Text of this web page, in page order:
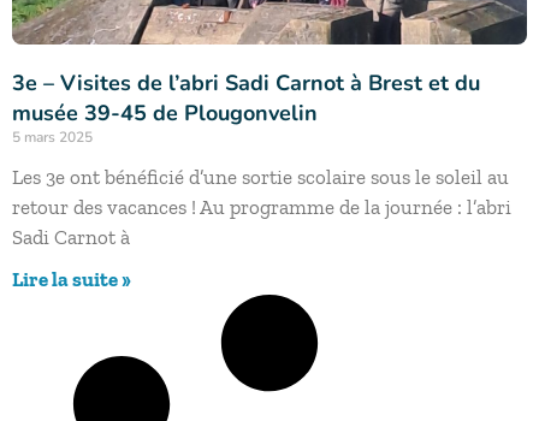
3e – Visites de l’abri Sadi Carnot à Brest et du
musée 39-45 de Plougonvelin
5 mars 2025
Les 3e ont bénéficié d’une sortie scolaire sous le soleil au
retour des vacances ! Au programme de la journée : l’abri
Sadi Carnot à
Lire la suite »